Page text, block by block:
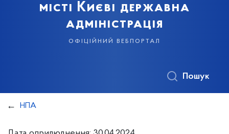
місті Києві державна
адміністрація
офіційний вебпортал
Пошук
НПА